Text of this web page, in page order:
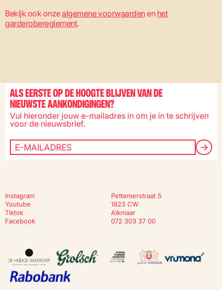
Bekijk ook onzealgemene voorwaardenen het
garderobereglement.
ALS EERSTE OP DE HOOGTE BLIJVEN VAN DE
NIEUWSTE AANKONDIGINGEN?
Vul hieronder jouw e-mailadres in om je in te schrijven
voor de nieuwsbrief.
Instagram
Youtube
Tiktok
Facebook
Pettemerstraat 5
1823 CW
Alkmaar
072 303 37 00